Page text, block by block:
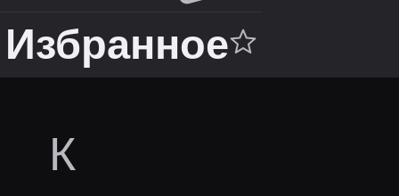
Избранное
К